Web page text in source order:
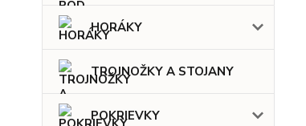
HORÁKY
TROJNOŽKY A STOJANY
POKRIEVKY